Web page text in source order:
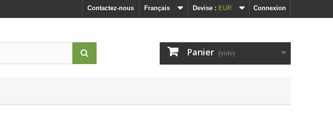
Connexion
Devise : EUR
Français
Contactez-nous
Panier (vide)